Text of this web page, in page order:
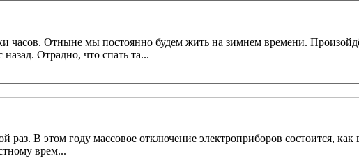
часов. Отныне мы постоянно будем жить на зимнем времени.
25 на 26 октября 2014 года. Время передстоит передвинуть на час назад. Отрадно, что спать та...
В этом году массовое отключение электроприборов состоится, как
врем...